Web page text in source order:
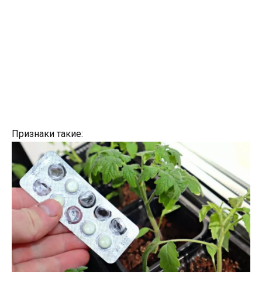
Признаки такие: